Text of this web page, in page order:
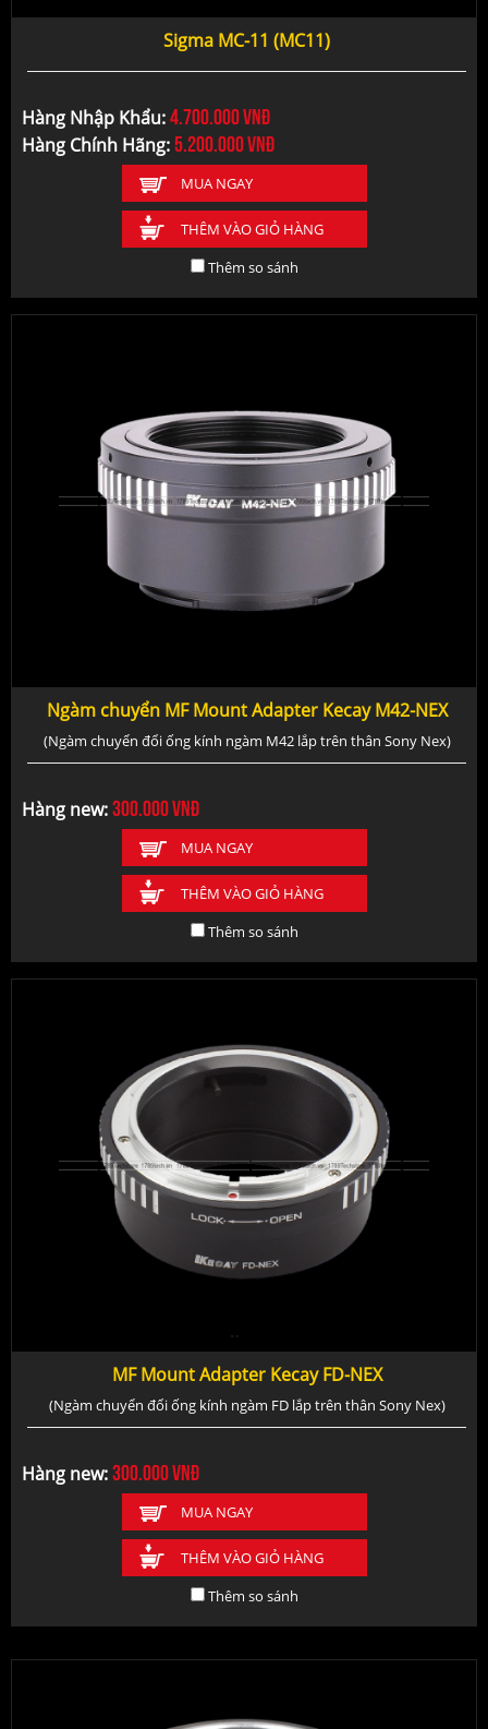
Sigma MC-11 (MC11)
Hàng Nhập Khẩu:4.700.000vnđ
Hàng Chính Hãng:5.200.000vnđ
MUA NGAY
THÊM VÀO GIỎ HÀNG
Thêm so sánh
Ngàm chuyển MF Mount Adapter Kecay M42-NEX
(Ngàm chuyển đổi ống kính ngàm M42 lắp trên thân Sony Nex)
Hàng new:300.000vnđ
MUA NGAY
THÊM VÀO GIỎ HÀNG
Thêm so sánh
MF Mount Adapter Kecay FD-NEX
(Ngàm chuyển đổi ống kính ngàm FD lắp trên thân Sony Nex)
Hàng new:300.000vnđ
MUA NGAY
THÊM VÀO GIỎ HÀNG
Thêm so sánh